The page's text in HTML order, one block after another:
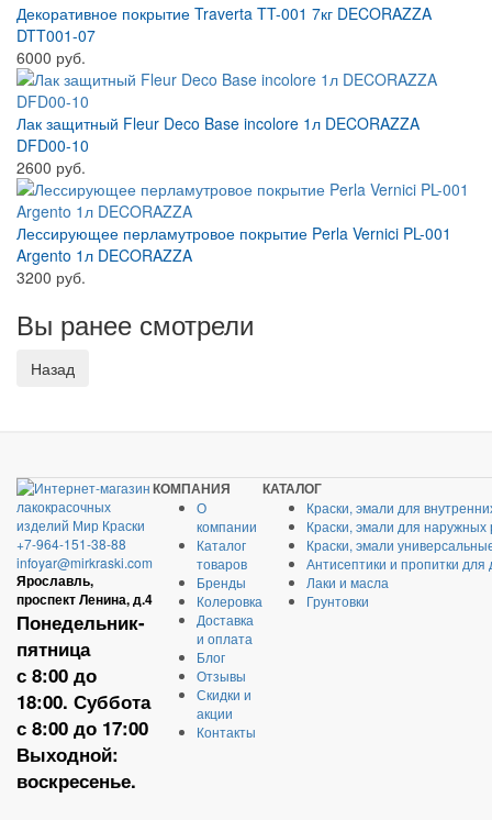
Декоративное покрытие Traverta TT-001 7кг DECORAZZA
DTT001-07
6000 руб.
Лак защитный Fleur Deco Base incolore 1л DECORAZZA
DFD00-10
2600 руб.
Лессирующее перламутровое покрытие Perla Vernici PL-001
Argento 1л DECORAZZA
3200 руб.
Вы ранее смотрели
+7-964-151-38-88
infoyar@mirkraski.com
Ярославль,
проспект Ленина, д.4
Понедельник-
пятница
с 8:00 до
18:00. Суббота
с 8:00 до 17:00
Выходной:
воскресенье.
КОМПАНИЯ
О
компании
Каталог
товаров
Бренды
Колеровка
Доставка
и оплата
Блог
Отзывы
Скидки и
акции
Контакты
КАТАЛОГ
Краски, эмали для
Краски, эмали для наружных
Краски, эмали
Антисептики и пропитки для
Лаки и масла
Грунтовки